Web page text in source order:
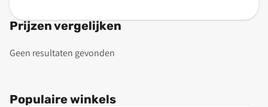
Prijzen vergelijken
Geen resultaten gevonden
Populaire winkels